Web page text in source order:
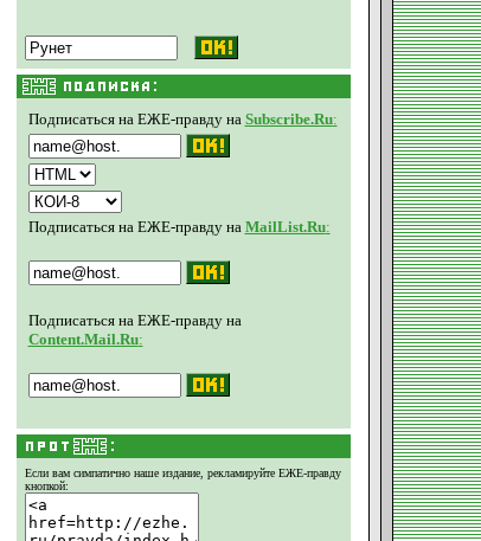
Подписаться на ЕЖЕ-правду на Subscribe.Ru:
Подписаться на ЕЖЕ-правду на MailList.Ru:
Подписаться на ЕЖЕ-правду на
Content.Mail.Ru:
Если вам симпатично наше издание, рекламируйте ЕЖЕ-правду
кнопкой: